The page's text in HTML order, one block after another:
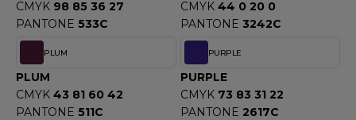
CMYK 98 85 36 27
PANTONE 533C
CMYK 44 0 20 0
PANTONE 3242C
PLUM
PLUM
CMYK 43 81 60 42
PANTONE 511C
PURPLE
PURPLE
CMYK 73 83 31 22
PANTONE 2617C